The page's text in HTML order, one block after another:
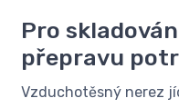
Pro
přepravu
Vzduchotěsný nerez